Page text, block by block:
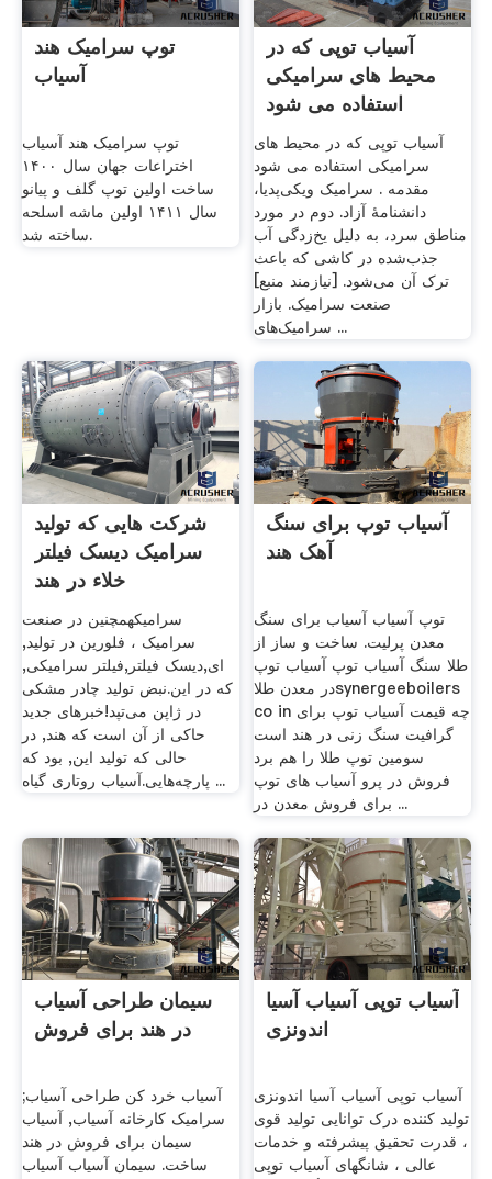
توپ سرامیک هند
آسیاب
توپ سرامیک هند آسیاب
اختراعات جهان سال ۱۴۰۰
ساخت اولین توپ گلف و پیانو
سال ۱۴۱۱ اولین ماشه اسلحه
ساخته شد.
آسیاب توپی که در
محیط های سرامیکی
استفاده می شود
آسیاب توپی که در محیط های
سرامیکی استفاده می شود
مقدمه . سرامیک ویکی‌پدیا،
دانشنامهٔ آزاد. دوم در مورد
مناطق سرد، به دلیل یخ‌زدگی آب
جذب‌شده در کاشی که باعث
ترک آن می‌شود. [نیازمند منبع]
صنعت سرامیک. بازار
سرامیک‌های ...
شرکت هایی که تولید
سرامیک دیسک فیلتر
خلاء در هند
سرامیکهمچنین در صنعت
سرامیک ، فلورین در تولید,
ای,دیسک فیلتر,فیلتر سرامیکی,
که در این.نبض تولید چادر مشکی
در ژاپن می‌تپد!خبرهای جدید
حاکی از آن است که هند, در
حالی که تولید این, بود که
پارچه‌هایی.آسیاب روتاری گیاه ...
آسیاب توپ برای سنگ
آهک هند
توپ آسیاب آسیاب برای سنگ
معدن پرلیت. ساخت و ساز از
طلا سنگ آسیاب توپ آسیاب توپ
در معدن طلاsynergeeboilers
co in چه قیمت آسیاب توپ برای
گرافیت سنگ زنی در هند است
سومین توپ طلا را هم برد
فروش در پرو آسیاب های توپ
برای فروش معدن در ...
سیمان طراحی آسیاب
در هند برای فروش
آسیاب خرد کن طراحی آسیاب;
سرامیک کارخانه آسیاب, آسیاب
سیمان برای فروش در هند
ساخت. سیمان آسیاب آسیاب
آسیاب توپی آسیاب آسیا
اندونزی
آسیاب توپی آسیاب آسیا اندونزی
تولید کننده درک توانایی تولید قوی
، قدرت تحقیق پیشرفته و خدمات
عالی ، شانگهای آسیاب توپی